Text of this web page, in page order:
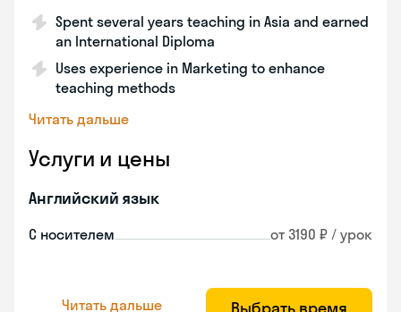
Spent several years teaching in Asia and earned
an International Diploma
Uses experience in Marketing to enhance
teaching methods
Читать дальше
Услуги и цены
Английский язык
С носителем от 3190 ₽ / урок
Читать дальше